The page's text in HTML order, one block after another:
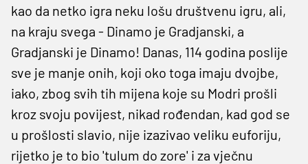
kao da netko igra neku lošu društvenu igru, ali,
na kraju svega - Dinamo je Gradjanski, a
Gradjanski je Dinamo! Danas, 114 godina poslije
sve je manje onih, koji oko toga imaju dvojbe,
iako, zbog svih tih mijena koje su Modri prošli
kroz svoju povijest, nikad rođendan, kad god se
u prošlosti slavio, nije izazivao veliku euforiju,
rijetko je to bio 'tulum do zore' i za vječnu